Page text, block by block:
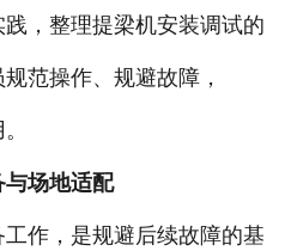
，整理提梁机安装调试的
范操作、规避故障，
场地适配
作，是规避后续故障的基